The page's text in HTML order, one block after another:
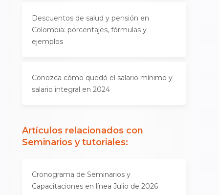
Descuentos de salud y pensión en
Colombia: porcentajes, fórmulas y
ejemplos
Conozca cómo quedó el salario mínimo y
salario integral en 2024
Artículos relacionados con
Seminarios y tutoriales:
Cronograma de Seminarios y
Capacitaciones en línea Julio de 2026